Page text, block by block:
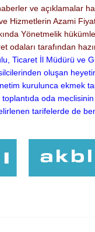
ve açıklamalar
Hizmetlerin Azami
Yönetmelik
odaları tarafından
Ticaret İl Müdürü ve
oluşan
kurulunca ekmek
oda
tarifelerde de